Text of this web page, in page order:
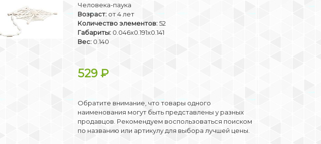
Человека-паука
Возраст: от 4 лет
Количество элементов:52
Габариты: 0.046x0.191x0.141
Вес: 0.140
529₽
Обратите внимание, что товары одного
наименования могут быть представлены у разных
продавцов. Рекомендуем воспользоваться поиском
по названию или артикулу для выбора лучшей цены.